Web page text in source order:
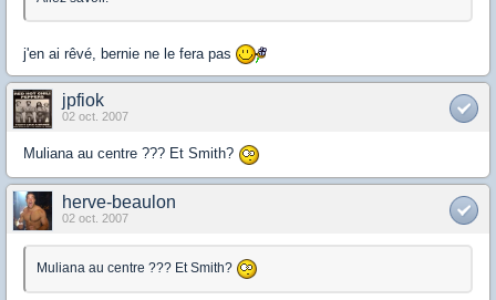
j'en ai rêvé, bernie ne le fera pas
jpfiok
02 oct. 2007
Muliana au centre ??? Et Smith?
herve-beaulon
02 oct. 2007
Muliana au centre ??? Et Smith?